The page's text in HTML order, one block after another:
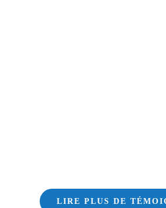
LIRE PLUS DE